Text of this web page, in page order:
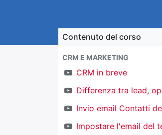
Contenuto del corso
CRM E MARKETING
CRM in breve